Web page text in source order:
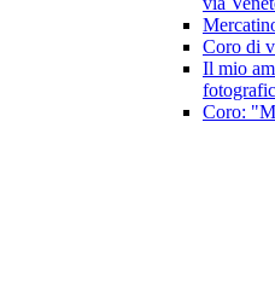
Coro di
Il mio
Coro: